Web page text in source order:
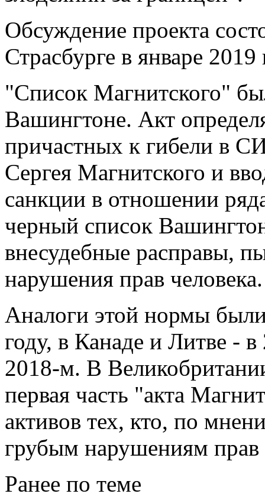
Обсуждение проекта
Страсбурге в январе 2019
"Список Магнитского"
Вашингтоне. Акт
причастных к гибели в
Сергея Магнитского и
санкции в отношении
черный список
внесудебные расправы,
нарушения прав человека.
Аналоги этой нормы
году, в Канаде и Литве -
2018-м. В
первая часть "акта
активов тех, кто, по
грубым нарушениям прав
Ранее по теме